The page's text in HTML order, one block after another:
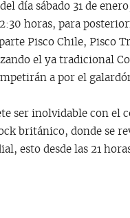
día sábado 31 de
horas, para
Pisco Chile, Pisco
el ya tradicional
a por el
ser inolvidable con el
británico, donde se
esto desde las 21